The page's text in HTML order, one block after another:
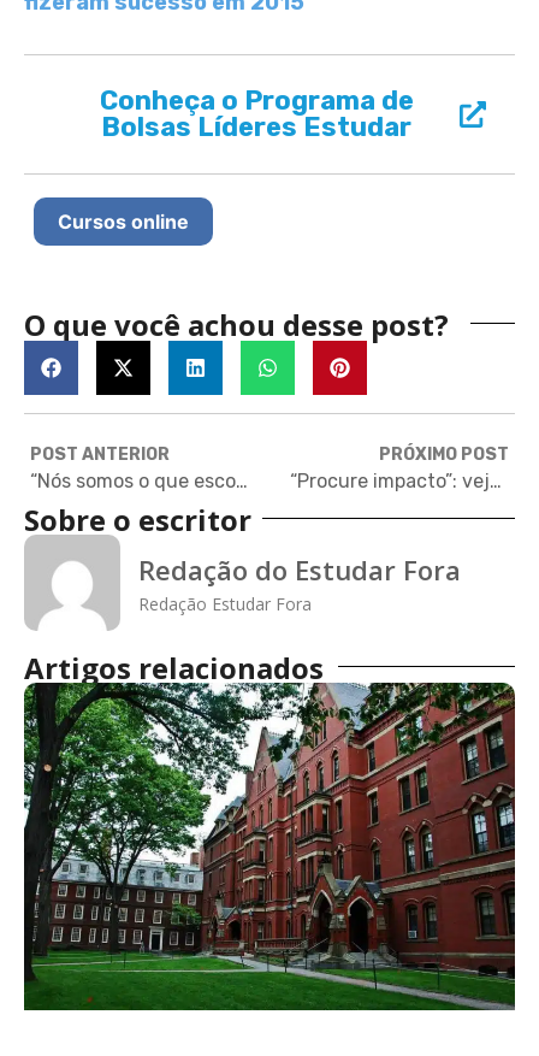
Conheça o Programa de
Bolsas Líderes Estudar
Cursos online
O que você achou desse post?
POST ANTERIOR
“Nós somos o que escolhemos”, diz fundador da Amazon
PRÓXIMO POST
“Procure impacto”: veja o discurso de Sheryl Sandberg aos alunos de Harvard
Sobre o escritor
Redação do Estudar Fora
Redação Estudar Fora
Artigos relacionados